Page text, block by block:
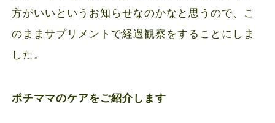
方がいいというお知らせなのかなと思うので、こ
のままサプリメントで経過観察をすることにしま
した。
ポチママのケアをご紹介します